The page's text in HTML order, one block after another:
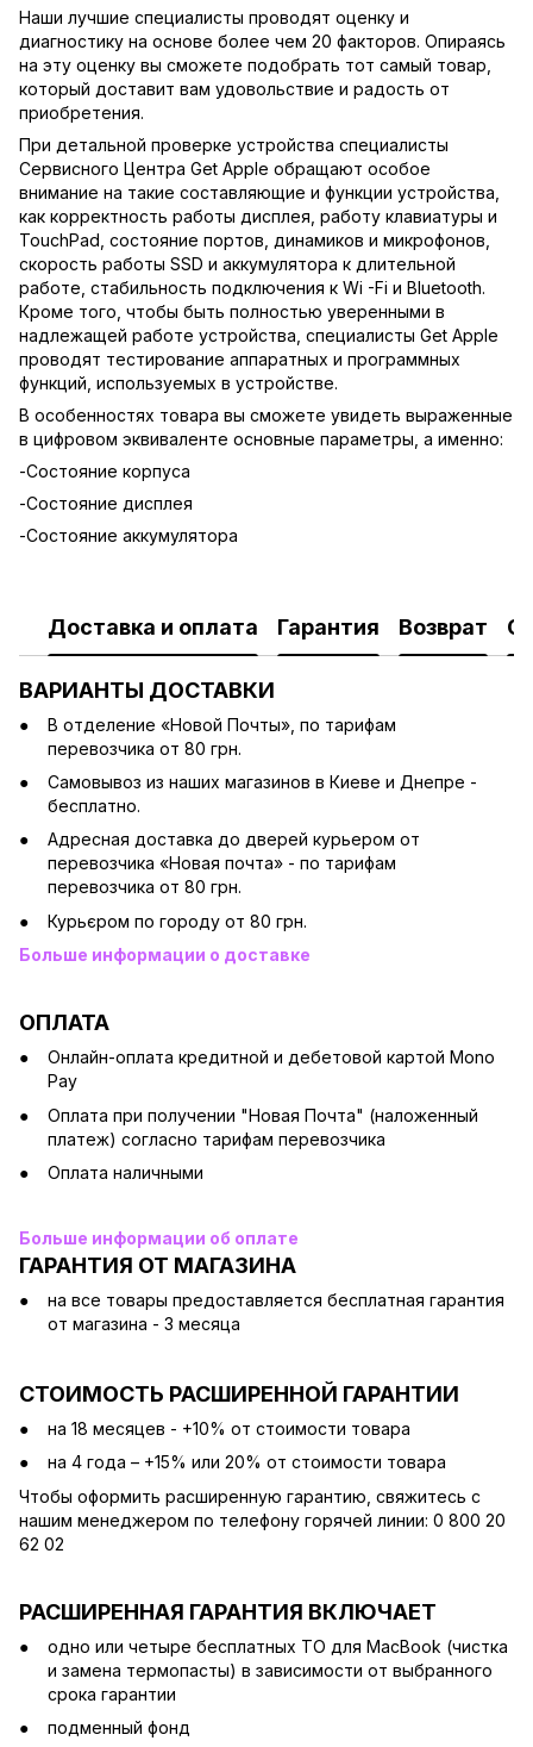
Наши лучшие специалисты проводят оценку и
диагностику на основе более чем 20 факторов. Опираясь
на эту оценку вы сможете подобрать тот самый товар,
который доставит вам удовольствие и радость от
приобретения.
При детальной проверке устройства специалисты
Сервисного Центра Get Apple обращают особое
внимание на такие составляющие и функции устройства,
как корректность работы дисплея, работу клавиатуры и
TouchPad, состояние портов, динамиков и микрофонов,
скорость работы SSD и аккумулятора к длительной
работе, стабильность подключения к Wi -Fi и Bluetooth.
Кроме того, чтобы быть полностью уверенными в
надлежащей работе устройства, специалисты Get Apple
проводят тестирование аппаратных и программных
функций, используемых в устройстве.
В особенностях товара вы сможете увидеть выраженные
в цифровом эквиваленте основные параметры, а именно:
-Состояние корпуса
-Состояние дисплея
-Состояние аккумулятора
Доставка и оплата Гарантия Возврат
ВАРИАНТЫ ДОСТАВКИ
В отделение «Новой Почты», по тарифам
перевозчика от 80 грн.
Cамовывоз из наших магазинов в Киеве и Днепре -
бесплатно.
Адресная доставка до дверей курьером от
перевозчика «Новая почта» - по тарифам
перевозчика от 80 грн.
Курьєром по городу от 80 грн.
Больше информации о доставке
ОПЛАТА
Онлайн-оплата кредитной и дебетовой картой Mono
Pay
Оплата при получении "Новая Почта" (наложенный
платеж) согласно тарифам перевозчика
Оплата наличными
Больше информации об оплате
ГАРАНТИЯ ОТ МАГАЗИНА
на все товары предоставляется бесплатная гарантия
от магазина - 3 месяца
СТОИМОСТЬ РАСШИРЕННОЙ ГАРАНТИИ
на 18 месяцев - +10% от стоимости товара
на 4 года – +15% или 20% от стоимости товара
Чтобы оформить расширенную гарантию, свяжитесь с
нашим менеджером по телефону горячей линии: 0 800 20
62 02
РАСШИРЕННАЯ ГАРАНТИЯ ВКЛЮЧАЕТ
одно или четыре бесплатных ТО для MacBook (чистка
и замена термопасты) в зависимости от выбранного
срока гарантии
подменный фонд